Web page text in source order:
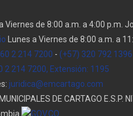
Viernes de 8:00 a.m. a 4:00 p.m.
Lunes a Viernes de 8:00 a.m. a
2 214 7200 - (+57) 320 792 1396
2 214 7200, Extensión: 1195
juridica@emcartago.com
DE CARTAGO E.S.P.